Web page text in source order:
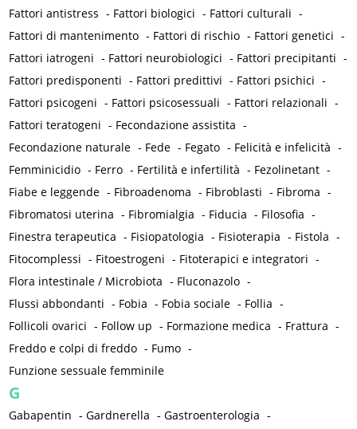
Fattori antistress - Fattori biologici - Fattori culturali -
Fattori di mantenimento - Fattori di rischio - Fattori genetici -
Fattori iatrogeni - Fattori neurobiologici - Fattori precipitanti -
Fattori predisponenti - Fattori predittivi - Fattori psichici -
Fattori psicogeni - Fattori psicosessuali - Fattori relazionali -
Fattori teratogeni - Fecondazione assistita -
Fecondazione naturale - Fede - Fegato - Felicità e infelicità -
Femminicidio - Ferro - Fertilità e infertilità - Fezolinetant -
Fiabe e leggende - Fibroadenoma - Fibroblasti - Fibroma -
Fibromatosi uterina - Fibromialgia - Fiducia - Filosofia -
Finestra terapeutica - Fisiopatologia - Fisioterapia - Fistola -
Fitocomplessi - Fitoestrogeni - Fitoterapici e integratori -
Flora intestinale / Microbiota - Fluconazolo -
Flussi abbondanti - Fobia - Fobia sociale - Follia -
Follicoli ovarici - Follow up - Formazione medica - Frattura -
Freddo e colpi di freddo - Fumo -
Funzione sessuale femminile
G
Gabapentin -Gardnerella -Gastroenterologia -